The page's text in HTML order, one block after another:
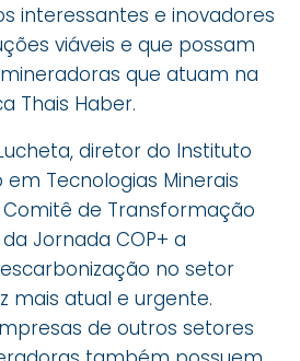
interessantes e inovadores
viáveis e que possam
que atuam na
Thais Haber.
diretor do Instituto
em Tecnologias Minerais
Comitê de Transformação
Jornada COP+ a
no setor
mais atual e urgente.
de outros setores